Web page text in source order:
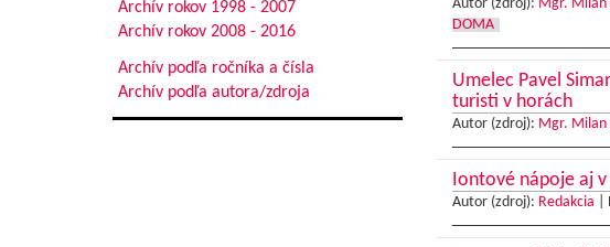
Archív rokov 1998 - 2007
Archív rokov 2008 - 2016
Archív podľa ročníka a čísla
Archív podľa autora/zdroja
Autor (zdroj): Mgr. Milan
DOMA
Umelec Pavel
turisti v horách
Autor (zdroj): Mgr. Milan
Iontové nápoje aj v
Autor (zdroj): Redakcia